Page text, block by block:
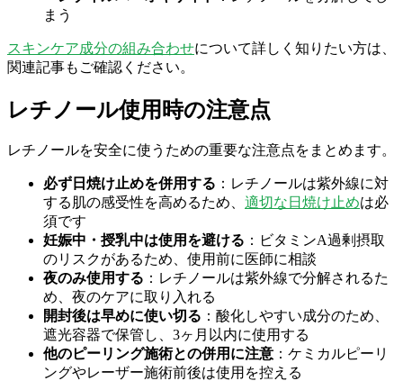
まう
スキンケア成分の組み合わせについて詳しく知りたい方は、
関連記事もご確認ください。
レチノール使用時の注意点
レチノールを安全に使うための重要な注意点をまとめます。
必ず日焼け止めを併用する ：レチノールは紫外線に対
する肌の感受性を高めるため、 適切な日焼け止めは必
須です
妊娠中・授乳中は使用を避ける ：ビタミンA過剰摂取
のリスクがあるため、使用前に医師に相談
夜のみ使用する ：レチノールは紫外線で分解されるた
め、夜のケアに取り入れる
開封後は早めに使い切る ：酸化しやすい成分のため、
遮光容器で保管し、3ヶ月以内に使用する
他のピーリング施術との併用に注意 ：ケミカルピーリ
ングやレーザー施術前後は使用を控える